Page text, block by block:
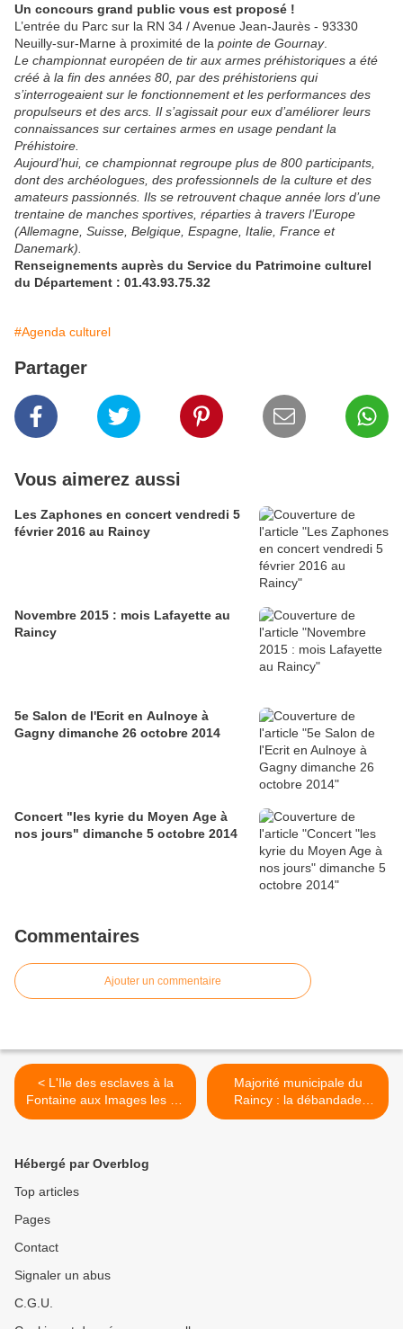
Un concours grand public vous est proposé !
L’entrée du Parc sur la RN 34 / Avenue Jean-Jaurès - 93330
Neuilly-sur-Marne à proximité de la pointe de Gournay.
Le championnat européen de tir aux armes préhistoriques a été
créé à la fin des années 80, par des préhistoriens qui
s’interrogeaient sur le fonctionnement et les performances des
propulseurs et des arcs. Il s’agissait pour eux d’améliorer leurs
connaissances sur certaines armes en usage pendant la
Préhistoire.
Aujourd’hui, ce championnat regroupe plus de 800 participants,
dont des archéologues, des professionnels de la culture et des
amateurs passionnés. Ils se retrouvent chaque année lors d’une
trentaine de manches sportives, réparties à travers l’Europe
(Allemagne, Suisse, Belgique, Espagne, Italie, France et
Danemark).
Renseignements auprès du Service du Patrimoine culturel
du Département : 01.43.93.75.32
#Agenda culturel
Partager
Vous aimerez aussi
Les Zaphones en concert vendredi 5
février 2016 au Raincy
Novembre 2015 : mois Lafayette au
Raincy
5e Salon de l'Ecrit en Aulnoye à
Gagny dimanche 26 octobre 2014
Concert "les kyrie du Moyen Age à
nos jours" dimanche 5 octobre 2014
Commentaires
Ajouter un commentaire
< L'Ile des esclaves à la
Fontaine aux Images les 10
et 11 mai 2013
Majorité municipale du
Raincy : la débandade
continue ! >
Hébergé par Overblog
Top articles
Pages
Contact
Signaler un abus
C.G.U.